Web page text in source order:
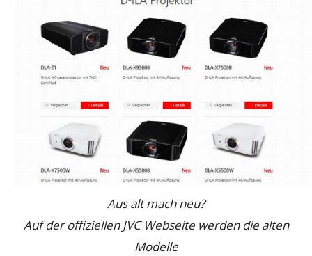
Aus alt mach neu?
Auf der offiziellen JVC Webseite werden die alten
Modelle